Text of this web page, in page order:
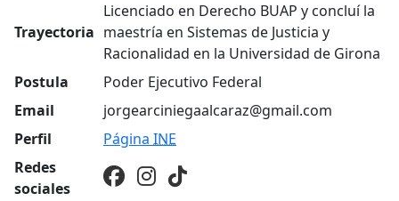
Trayectoria
Licenciado en Derecho BUAP y concluí la
maestría en Sistemas de Justicia y
Racionalidad en la Universidad de Girona
Postula
Poder Ejecutivo Federal
Email
jorgearciniegaalcaraz@gmail.com
Perfil
Página INE
Redes
sociales